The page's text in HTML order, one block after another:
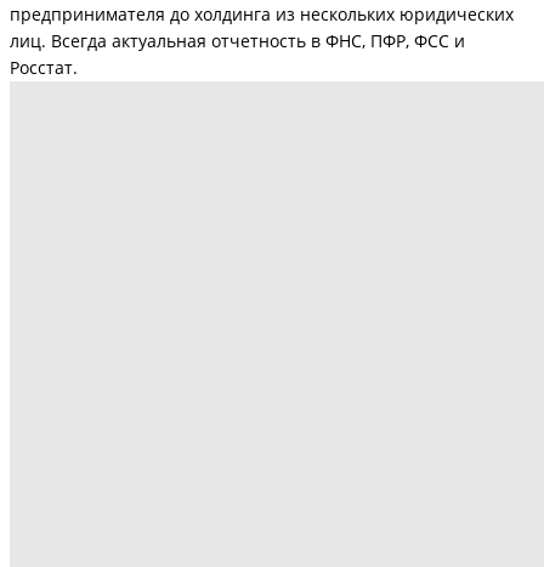
предпринимателя до холдинга из нескольких юридических
лиц. Всегда актуальная отчетность в ФНС, ПФР, ФСС и
Росстат.